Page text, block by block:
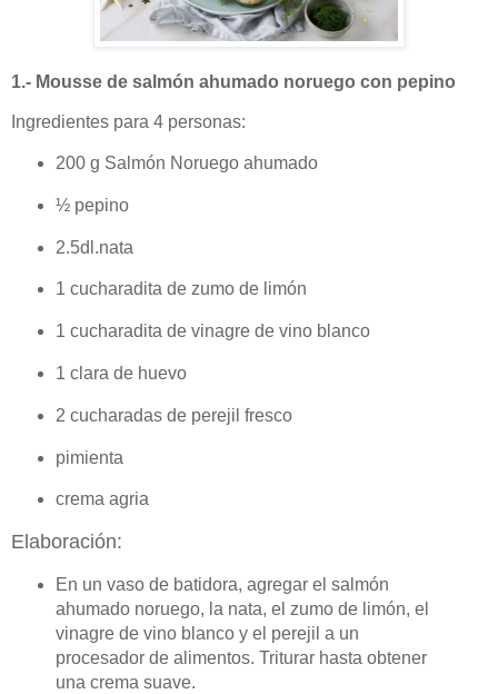
1.- Mousse de salmón ahumado noruego con pepino
Ingredientes para 4 personas:
200 g Salmón Noruego ahumado
½ pepino
2.5dl.nata
1 cucharadita de zumo de limón
1 cucharadita de vinagre de vino blanco
1 clara de huevo
2 cucharadas de perejil fresco
pimienta
crema agria
Elaboración:
En un vaso de batidora, agregar el salmón
ahumado noruego, la nata, el zumo de limón, el
vinagre de vino blanco y el perejil a un
procesador de alimentos. Triturar hasta obtener
una crema suave.